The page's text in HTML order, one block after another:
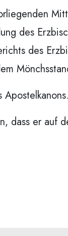
des
des
dass er auf